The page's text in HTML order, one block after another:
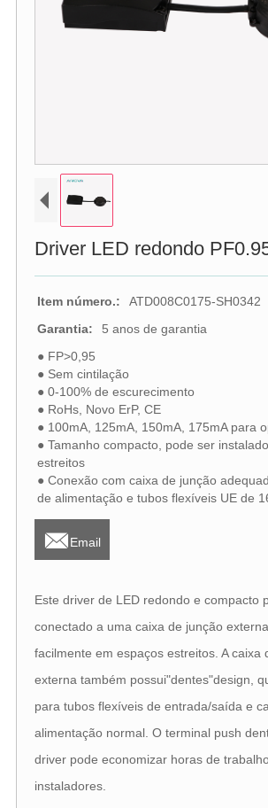
Driver LED redondo
Item número.:
ATD008C0175-SH0342
Garantia:
5 anos de garantia
● FP>0,95
● Sem cintilação
● 0-100% de escurecimento
● RoHs, Novo ErP, CE
● 100mA, 125mA, 150mA, 175mA para
● Tamanho compacto, pode ser
estreitos
● Conexão com caixa de junção
de alimentação e tubos flexíveis UE de
Email
Este driver de LED redondo e compacto
conectado a uma caixa de junção
facilmente em espaços estreitos. A caixa
externa também possui"dentes"design,
para tubos flexíveis de entrada/saída e
alimentação normal. O terminal push
driver pode economizar horas de
instaladores.